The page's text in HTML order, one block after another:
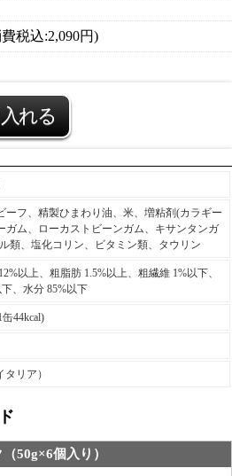
税込:2,090円)
ーフ、精製ひまわり油、米、増粘剤(カラギー
ガム、ローカストビーンガム、キサンタンガ
類、塩化コリン、ビタミン類、タウリン
以上、粗脂肪 1.5%以上、粗繊維 1%以下、
、水分 85%以下
缶44kcal)
タリア）
50g×6個入り）